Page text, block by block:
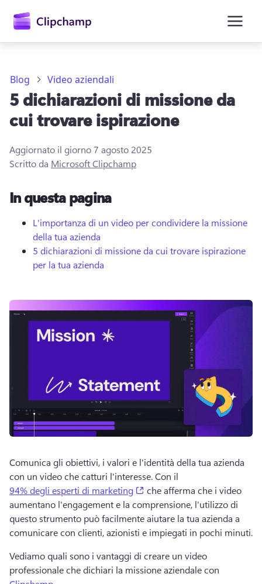
principale
Provalo gratuitamente
Blog Video aziendali
5 dichiarazioni di missione da
cui trovare ispirazione
Aggiornato il giorno7 agosto 2025
Scritto da Microsoft Clipchamp
In questa pagina
L'importanza di un video per condividere la missione
della tua azienda
5 dichiarazioni di missione da cui trovare ispirazione
per la tua azienda
Comunica gli obiettivi, i valori e l'identità della tua azienda
con un video che catturi l'interesse. Con il
94% degli esperti di marketing
(opens in a new tab)
che afferma che i video
aumentano l'engagement e la comprensione, l'utilizzo di
questo strumento può facilmente aiutare la tua azienda a
Vediamo quali sono i vantaggi di creare un video
professionale che dichiari la missione aziendale con